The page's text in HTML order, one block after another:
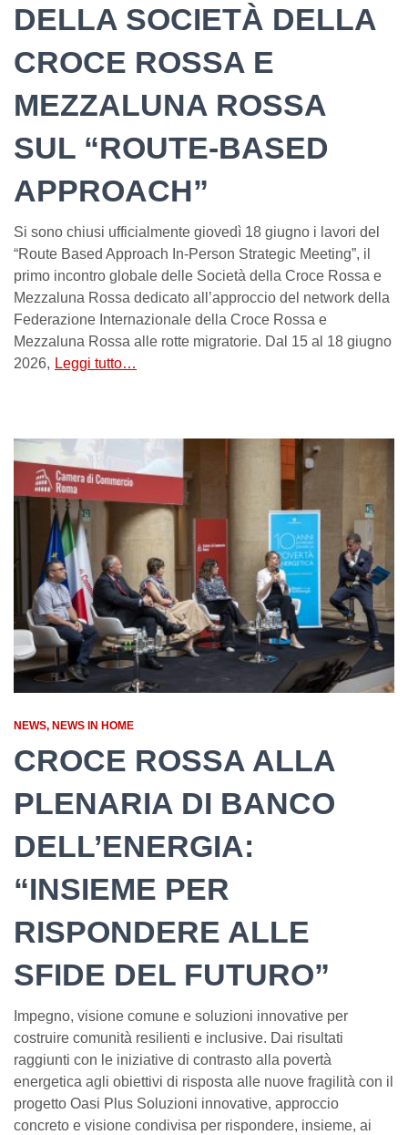
DELLA SOCIETÀ DELLA
CROCE ROSSA E
MEZZALUNA ROSSA
SUL “ROUTE-BASED
APPROACH”
Si sono chiusi ufficialmente giovedì 18 giugno i lavori del
“Route Based Approach In-Person Strategic Meeting”, il
primo incontro globale delle Società della Croce Rossa e
Mezzaluna Rossa dedicato all’approccio del network della
Federazione Internazionale della Croce Rossa e
Mezzaluna Rossa alle rotte migratorie. Dal 15 al 18 giugno
2026, Leggi tutto…
NEWS NEWS IN HOME
CROCE ROSSA ALLA
PLENARIA DI BANCO
DELL’ENERGIA:
“INSIEME PER
RISPONDERE ALLE
SFIDE DEL FUTURO”
Impegno, visione comune e soluzioni innovative per
costruire comunità resilienti e inclusive. Dai risultati
raggiunti con le iniziative di contrasto alla povertà
energetica agli obiettivi di risposta alle nuove fragilità con il
progetto Oasi Plus Soluzioni innovative, approccio
concreto e visione condivisa per rispondere, insieme, ai